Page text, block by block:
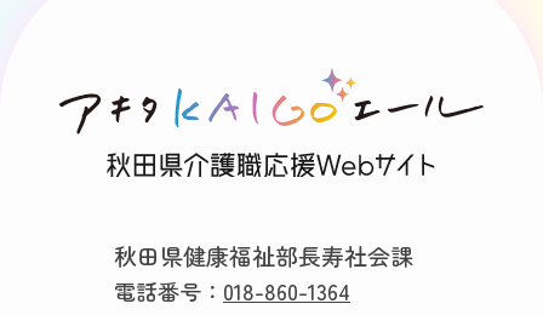
秋田県健康福祉部長寿社会課
電話番号： 018-860-1364